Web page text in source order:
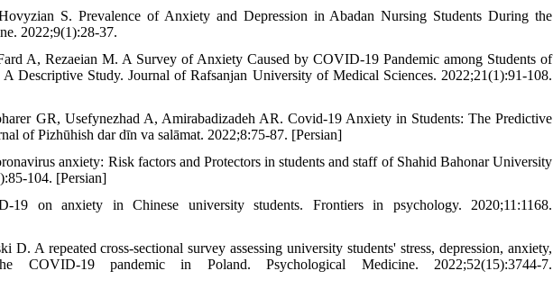
S. Prevalence of Anxiety and Depression in Abadan Nursing Students During the
2022;9(1):28-37.
A, Rezaeian M. A Survey of Anxiety Caused by COVID-19 Pandemic among Students of
Descriptive Study. Journal of Rafsanjan University of Medical Sciences. 2022;21(1):91-108.
GR, Usefynezhad A, Amirabadizadeh AR. Covid-19 Anxiety in Students: The Predictive
of Pizhūhish dar dīn va salāmat. 2022;8:75-87. [Persian]
anxiety: Risk factors and Protectors in students and staff of Shahid Bahonar University
104. [Persian]
on anxiety in Chinese university students. Frontiers in psychology. 2020;11:1168.
A repeated cross-sectional survey assessing university students' stress, depression, anxiety,
19 pandemic in Poland. Psychological Medicine. 2022;52(15):3744-7.